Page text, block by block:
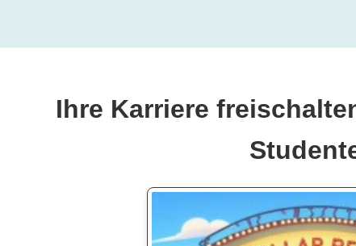
Ihre Karriere